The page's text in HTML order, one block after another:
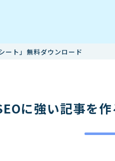
ート」無料ダウンロード
に強い記事を